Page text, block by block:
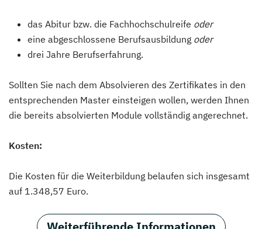
das Abitur bzw. die Fachhochschulreife oder
eine abgeschlossene Berufsausbildung oder
drei Jahre Berufserfahrung.
Sollten Sie nach dem Absolvieren des Zertifikates in den
entsprechenden Master einsteigen wollen, werden Ihnen
die bereits absolvierten Module vollständig angerechnet.
Kosten:
Die Kosten für die Weiterbildung belaufen sich insgesamt
auf 1.348,57 Euro.